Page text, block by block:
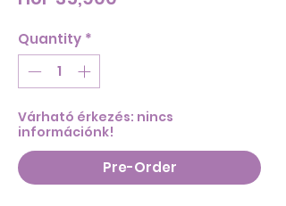
Quantity *
Várható érkezés: nincs
információnk!
Pre-Order